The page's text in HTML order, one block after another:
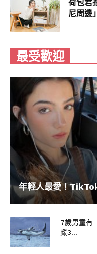
荷包君
尼周邊
最受歡迎
年輕人最愛！
7歲男童有
鯊3...